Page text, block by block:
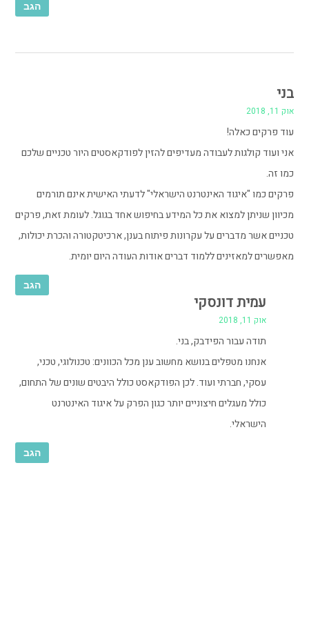
הגב
בני
אוק 11, 2018
עוד פרקים כאלה!
אני ועוד קולגות לעבודה מעדיפים להזין לפודקאסטים היור טכניים שלכם
כמו זה.
פרקים כמו "איגוד האינטרנט הישראלי" לדעתי האישית אינם תורמים
מכיוון שניתן למצוא את כל המידע בחיפוש אחד בגוגל. לעומת זאת, פרקים
טכניים אשר מדברים על עקרונות פיתוח בענן, ארכיטקטורה והכרת יכולות,
מאפשרים למאזינים ללמוד דברים אודות העודה היום יומית.
הגב
עמית דונסקי
אוק 11, 2018
תודה עבור הפידבק, בני.
אנחנו מטפלים בנושא מחשוב ענן מכל הכוונים: טכנולוגי, טכני,
עסקי, חברתי ועוד. לכן הפודקאסט כולל היבטים שונים של התחום,
כולל מעגלים חיצוניים יותר כגון הפרק על איגוד האינטרנט
הישראלי.
הגב